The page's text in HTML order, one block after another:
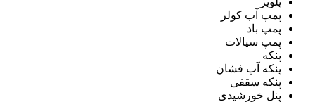
پمپ آب کولر
پمپ باد
پمپ سیالات
پنکه
پنکه آب فشان
پنکه سقفی
پنل خورشیدی